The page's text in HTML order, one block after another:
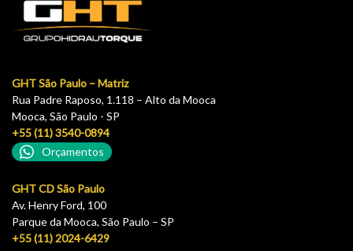
GHT São Paulo – Matriz
Rua Padre Raposo, 1.118 – Alto da Mooca
Mooca, São Paulo - SP
+55 (11) 3540-0894
Orçamentos
GHT CD São Paulo
Av. Henry Ford, 100
Parque da Mooca, São Paulo – SP
+55 (11) 2024-6429